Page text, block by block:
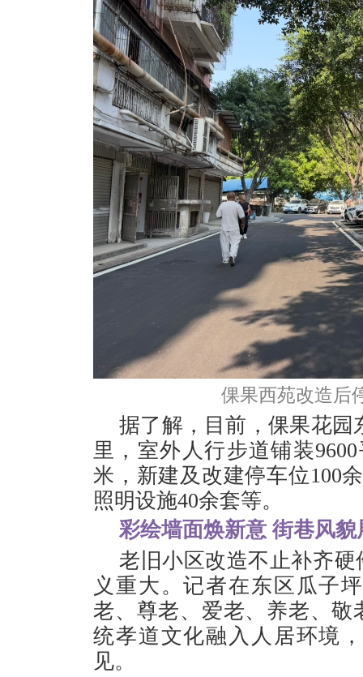
倮果西苑改造后
据了解，目前，倮果花园
里，室外人行步道铺装
米，新建及改建停车位100
照明设施40余套等。
彩绘墙面焕新意 街巷风貌
老旧小区改造不止补齐
义重大。记者在东区瓜子
老、尊老、爱老、养老、
统孝道文化融入人居环境
见。